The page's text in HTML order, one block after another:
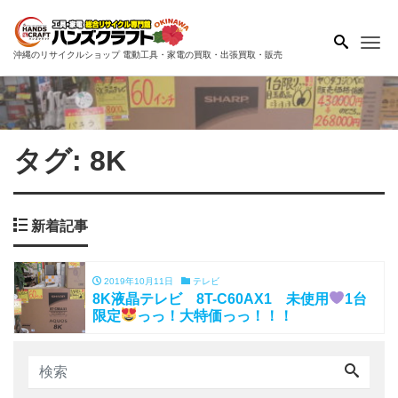
沖縄のリサイクルショップ 電動工具・家電の買取・出張買取・販売
タグ: 8K
新着記事
2019年10月11日 テレビ
8K液晶テレビ 8T-C60AX1 未使用
1台
限定
っっ！大特価っっ！！！